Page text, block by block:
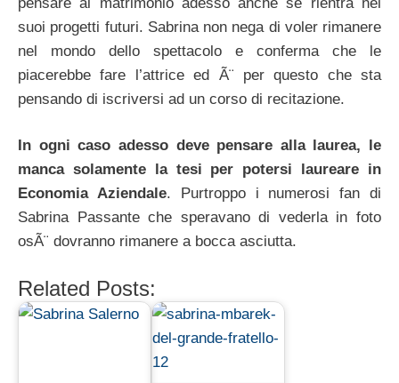
suoi progetti futuri. Sabrina non nega di voler rimanere
nel mondo dello spettacolo e conferma che le
piacerebbe fare l’attrice ed Ã¨ per questo che sta
pensando di iscriversi ad un corso di recitazione.
In ogni caso adesso deve pensare alla laurea, le
manca solamente la tesi per potersi laureare in
Economia Aziendale. Purtroppo i numerosi fan di
Sabrina Passante che speravano di vederla in foto
osÃ¨ dovranno rimanere a bocca asciutta.
Related Posts: